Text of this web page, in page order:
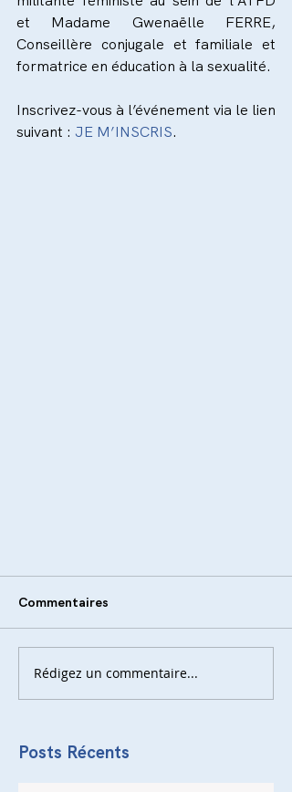
et Madame Gwenaëlle FERRE,
Conseillère conjugale et familiale et
formatrice en éducation à la sexualité.
Inscrivez-vous à l’événement via le lien
suivant : JE M’INSCRIS.
Commentaires
Rédigez un commentaire...
Posts Récents